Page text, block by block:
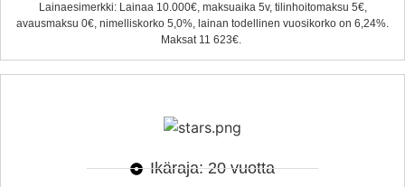
Lainaesimerkki: Lainaa 10.000€, maksuaika 5v, tilinhoitomaksu 5€,
avausmaksu 0€, nimelliskorko 5,0%, lainan todellinen vuosikorko on 6,24%.
Maksat 11 623€.
Ikäraja: 20 vuotta